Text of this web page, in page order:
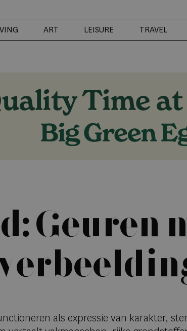
ART LEISURE TRAVEL
Geuren
als expressie van karakter,